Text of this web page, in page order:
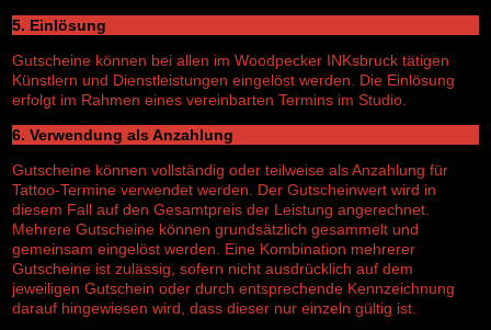
5. Einlösung
Gutscheine können bei allen im Woodpecker INKsbruck tätigen
Künstlern und Dienstleistungen eingelöst werden. Die Einlösung
erfolgt im Rahmen eines vereinbarten Termins im Studio.
6. Verwendung als Anzahlung
Gutscheine können vollständig oder teilweise als Anzahlung für
Tattoo-Termine verwendet werden. Der Gutscheinwert wird in
diesem Fall auf den Gesamtpreis der Leistung angerechnet.
Mehrere Gutscheine können grundsätzlich gesammelt und
gemeinsam eingelöst werden. Eine Kombination mehrerer
Gutscheine ist zulässig, sofern nicht ausdrücklich auf dem
jeweiligen Gutschein oder durch entsprechende Kennzeichnung
darauf hingewiesen wird, dass dieser nur einzeln gültig ist.